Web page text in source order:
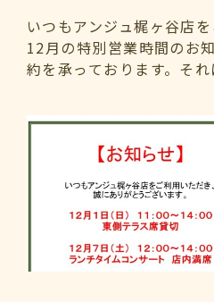
いつもアンジュ梶ヶ谷店
12月の特別営業時間のお
約を承っております。そ